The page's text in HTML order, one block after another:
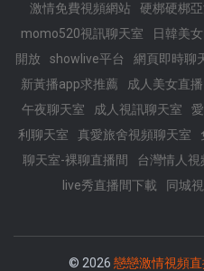
激情免費視頻網站
硬梆硬梆
momo520視訊聊天室
日韓美
開放
showlive平台 網頁即時聊
新黃播app求推薦
成人美女直播
午夜聊天室
成人視訊聊天室
利聊天室
真愛旅舍視頻聊天室
聊天室-裸聊直播間
台灣情人視
live秀直播間下載
同城
© 2026 戀戀激情視頻直